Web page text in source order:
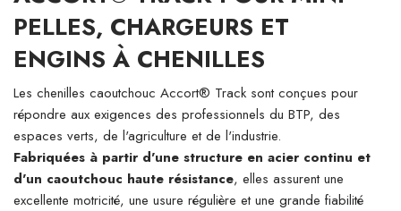
PELLES, CHARGEURS ET
ENGINS À CHENILLES
Les chenilles caoutchouc Accort® Track sont conçues pour
répondre aux exigences des professionnels du BTP, des
espaces verts, de l'agriculture et de l'industrie.
Fabriquées à partir d'une structure en acier continu et
d'un caoutchouc haute résistance, elles assurent une
excellente motricité, une usure régulière et une grande fiabilité